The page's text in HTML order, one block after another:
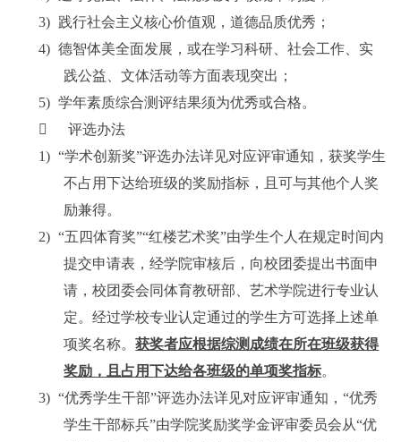
3) 践行社会主义核心价值观，道德品质优秀；
4) 德智体美全面发展，或在学习科研、社会工作、实
践公益、文体活动等方面表现突出；
5) 学年素质综合测评结果须为优秀或合格。

评选办法
1) “学术创新奖”评选办法详见对应评审通知，获奖学生
不占用下达给班级的奖励指标，且可与其他个人奖
励兼得。
2) “五四体育奖”“红楼艺术奖”由学生个人在规定时间内
提交申请表，经学院审核后，向校团委提出书面申
请，校团委会同体育教研部、艺术学院进行专业认
定。经过学校专业认定通过的学生方可选择上述单
项奖名称。获奖者应根据综测成绩在所在班级获得
奖励，且占用下达给各班级的单项奖指标。
3) “优秀学生干部”评选办法详见对应评审通知，“优秀
学生干部标兵”由学院奖励奖学金评审委员会从“优